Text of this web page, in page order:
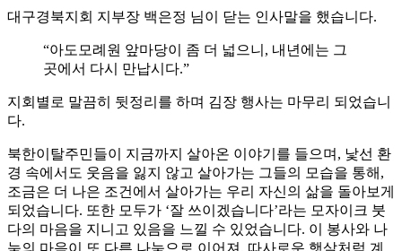
대구경북지회 지부장 백은정 님이 닫는 인사말을 했습니다.
“아도모례원 앞마당이 좀 더 넓으니, 내년에는 그
곳에서 다시 만납시다.”
지회별로 말끔히 뒷정리를 하며 김장 행사는 마무리 되었습니
다.
북한이탈주민들이 지금까지 살아온 이야기를 들으며, 낯선 환
경 속에서도 웃음을 잃지 않고 살아가는 그들의 모습을 통해,
조금은 더 나은 조건에서 살아가는 우리 자신의 삶을 돌아보게
되었습니다. 또한 모두가 ‘잘 쓰이겠습니다’라는 모자이크 붓
다의 마음을 지니고 있음을 느낄 수 있었습니다. 이 봉사와 나